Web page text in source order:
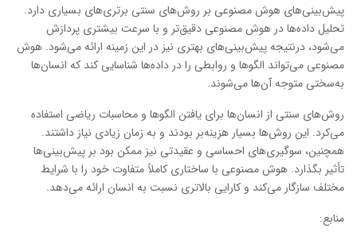
پیش‌بینی‌های هوش مصنوعی بر روش‌های سنتی برتری‌های بسیاری دارد.
تحلیل داده‌ها در هوش مصنوعی دقیق‌تر و با سرعت بیشتری پردازش
می‌شود، درنتیجه پیش‌بینی‌های بهتری نیز در این زمینه ارائه می‌شود. هوش
مصنوعی می‌تواند الگوها و روابطی را در داده‌ها شناسایی کند که انسان‌ها
به‌سختی متوجه آن‌ها می‌شوند.
روش‌های سنتی از انسان‌ها برای یافتن الگوها و محاسبات ریاضی استفاده
می‌کرد. این روش‌ها بسیار هزینه‌بر بودند و به زمان زیادی نیاز داشتند.
همچنین، سوگیری‌های احساسی و عقیدتی نیز ممکن بود بر پیش‌بینی‌ها
تأثیر بگذارد. هوش مصنوعی با ساختاری کاملاً متفاوت خود را با شرایط
مختلف سازگار می‌کند و کارایی بالاتری نسبت به انسان ارائه می‌دهد.
منابع: